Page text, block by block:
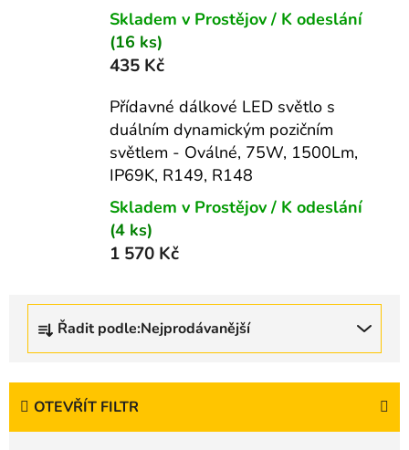
Skladem v Prostějov / K odeslání
(16 ks)
435 Kč
Přídavné dálkové LED světlo s
duálním dynamickým pozičním
světlem - Oválné, 75W, 1500Lm,
IP69K, R149, R148
Skladem v Prostějov / K odeslání
(4 ks)
1 570 Kč
z
e
n
í
Řadit podle:Nejprodávanější
OTEVŘÍT FILTR